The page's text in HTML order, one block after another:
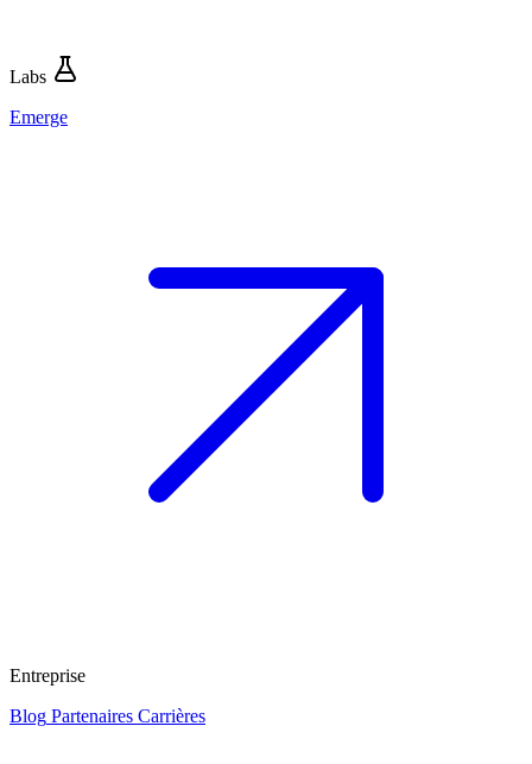
Labs
Emerge
Entreprise
Blog Partenaires Carrières